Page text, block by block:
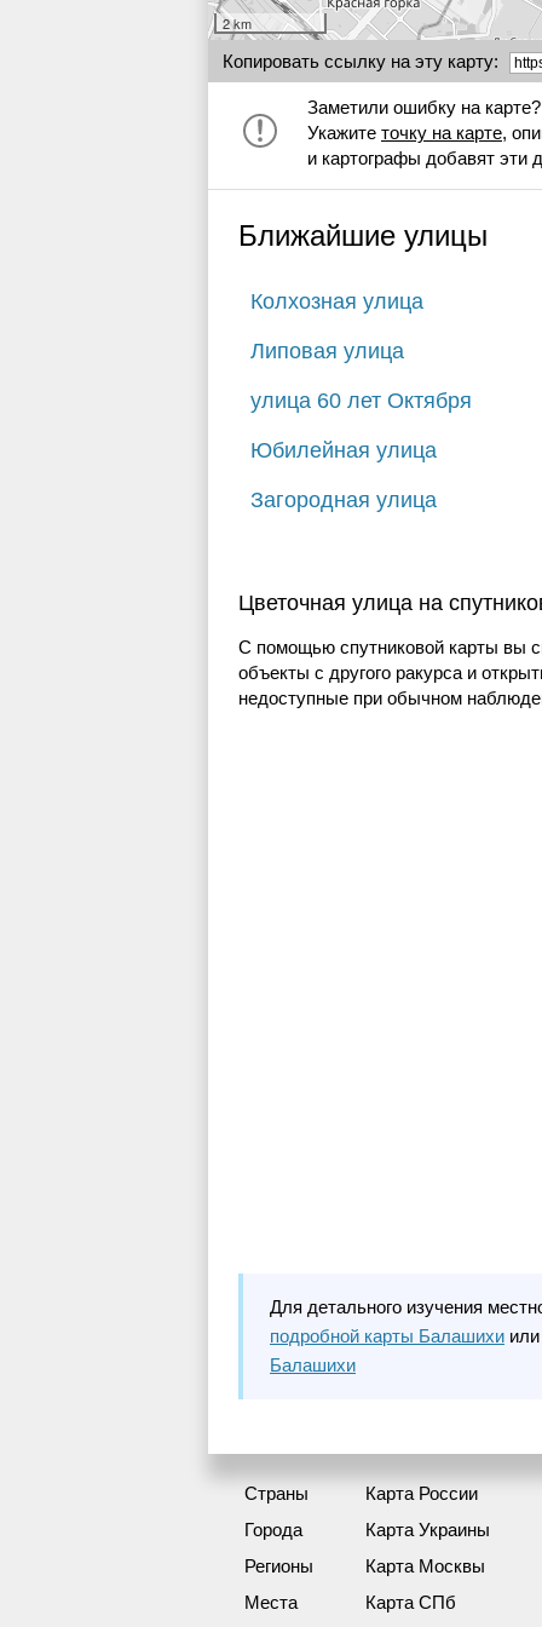
2 km
Копировать ссылку на эту карту:
Заметили ошибку на карте?
Укажите точку на карте,
и картографы добавят эти
Ближайшие улицы
Колхозная улица
Липовая улица
улица 60 лет Октября
Юбилейная улица
Загородная улица
Цветочная улица на
С помощью спутниковой карты вы
объекты с другого ракурса и
недоступные при обычном
Для детального изучения
подробной карты Балашихи
Балашихи
Страны
Города
Регионы
Места
Карта России
Карта Украины
Карта Москвы
Карта СПб